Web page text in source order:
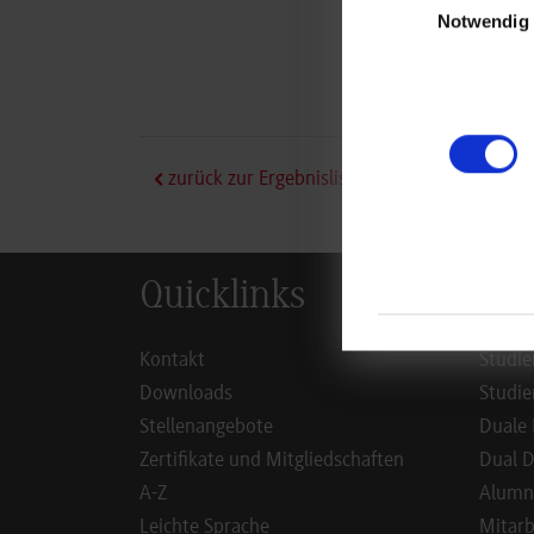
Notwendig
zurück zur Ergebnisliste
Quicklinks
Kontakt
Downloads
Stellenangebote
Zertifikate und Mitgliedschaften
A-Z
Leichte Sprache
Duale
Dual